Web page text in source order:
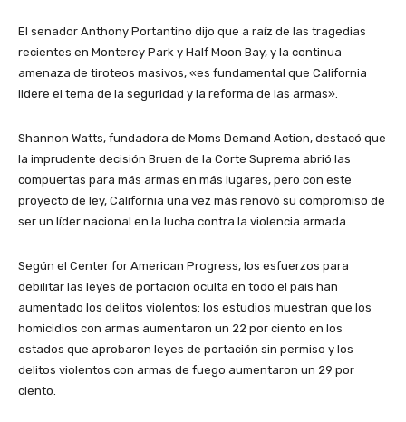
El senador Anthony Portantino dijo que a raíz de las tragedias
recientes en Monterey Park y Half Moon Bay, y la continua
amenaza de tiroteos masivos, «es fundamental que California
lidere el tema de la seguridad y la reforma de las armas».
Shannon Watts, fundadora de Moms Demand Action, destacó que
la imprudente decisión Bruen de la Corte Suprema abrió las
compuertas para más armas en más lugares, pero con este
proyecto de ley, California una vez más renovó su compromiso de
ser un líder nacional en la lucha contra la violencia armada.
Según el Center for American Progress, los esfuerzos para
debilitar las leyes de portación oculta en todo el país han
aumentado los delitos violentos: los estudios muestran que los
homicidios con armas aumentaron un 22 por ciento en los
estados que aprobaron leyes de portación sin permiso y los
delitos violentos con armas de fuego aumentaron un 29 por
ciento.